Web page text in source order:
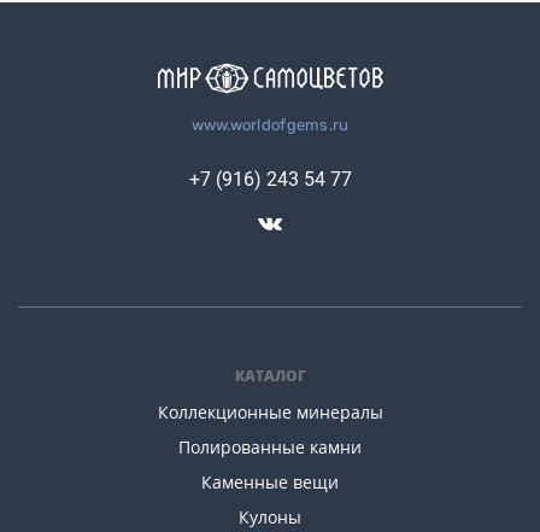
www.worldofgems.ru
КАТАЛОГ
Коллекционные минералы
Полированные камни
Каменные вещи
Кулоны
+7 (916) 243 54 77